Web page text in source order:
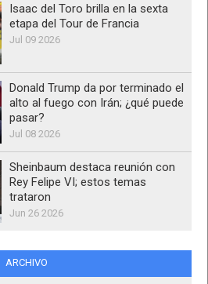
Isaac del Toro brilla en la sexta
etapa del Tour de Francia
Jul 09 2026
Donald Trump da por terminado el
alto al fuego con Irán; ¿qué puede
pasar?
Jul 08 2026
Sheinbaum destaca reunión con
Rey Felipe VI; estos temas
trataron
Jun 26 2026
ARCHIVO